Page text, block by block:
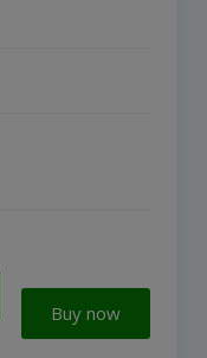
Buy now